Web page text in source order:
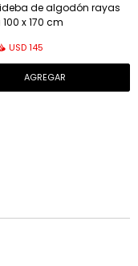
de algodón rayas
x 170 cm
USD 145